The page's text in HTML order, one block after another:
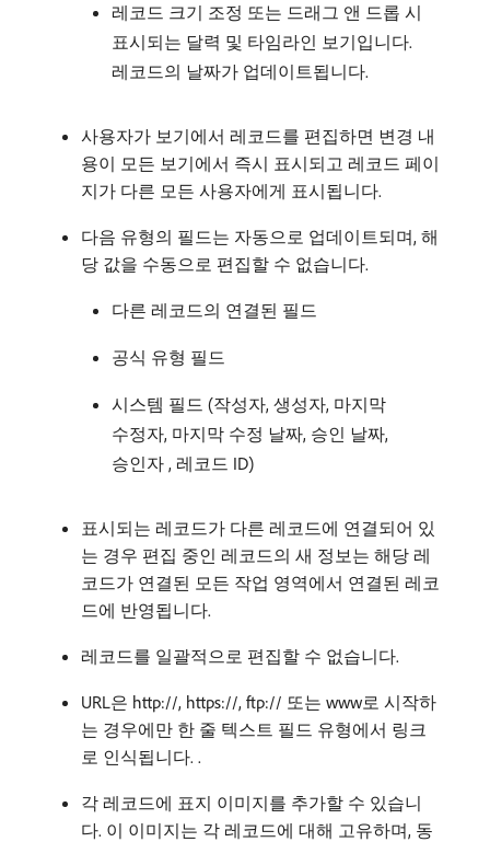
레코드 크기 조정 또는 드래그 앤 드롭 시
표시되는 달력 및 타임라인 보기입니다.
레코드의 날짜가 업데이트됩니다.
사용자가 보기에서 레코드를 편집하면 변경 내
용이 모든 보기에서 즉시 표시되고 레코드 페이
지가 다른 모든 사용자에게 표시됩니다.
다음 유형의 필드는 자동으로 업데이트되며, 해
당 값을 수동으로 편집할 수 없습니다.
다른 레코드의 연결된 필드
공식 유형 필드
시스템 필드 (작성자, 생성자, 마지막
수정자, 마지막 수정 날짜, 승인 날짜,
승인자 , 레코드 ID)
표시되는 레코드가 다른 레코드에 연결되어 있
는 경우 편집 중인 레코드의 새 정보는 해당 레
코드가 연결된 모든 작업 영역에서 연결된 레코
드에 반영됩니다.
레코드를 일괄적으로 편집할 수 없습니다.
URL은 http://, https://, ftp:// 또는 www로 시작하
는 경우에만 한 줄 텍스트 필드 유형에서 링크
로 인식됩니다. .
각 레코드에 표지 이미지를 추가할 수 있습니
다. 이 이미지는 각 레코드에 대해 고유하며, 동